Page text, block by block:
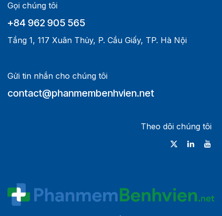
Gọi chúng tôi
+84 962 905 565
Tầng 1, 117 Xuân Thủy, P. Cầu Giấy, TP. Hà Nội
Gửi tin nhắn cho chúng tôi
contact@phanmembenhvien.net
Theo dõi chúng tôi